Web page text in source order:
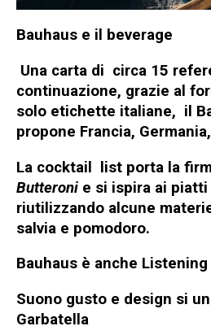
Bauhaus e il beverage
Una carta di circa 15
continuazione, grazie al
solo etichette italiane, il
propone Francia,
La cocktail list porta la
Butteroni e si ispira ai
riutilizzando alcune
salvia e pomodoro.
Bauhaus è anche Listening
Suono gusto e design si
Garbatella